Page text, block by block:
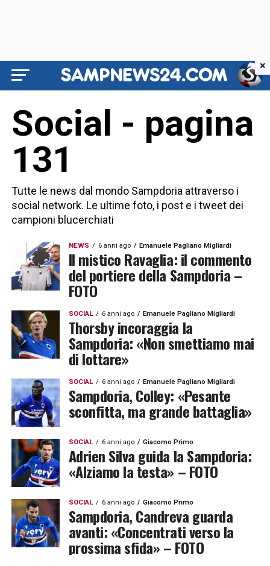
Social - pagina
131
Tutte le news dal mondo Sampdoria attraverso i
social network. Le ultime foto, i post e i tweet dei
campioni blucerchiati
NEWS 6 anni ago Emanuele Pagliano Migliardi
Il mistico Ravaglia: il commento
del portiere della Sampdoria –
FOTO
SOCIAL 6 anni ago Emanuele Pagliano Migliardi
Thorsby incoraggia la
Sampdoria: «Non smettiamo mai
di lottare»
SOCIAL 6 anni ago Emanuele Pagliano Migliardi
Sampdoria, Colley: «Pesante
sconfitta, ma grande battaglia»
SOCIAL 6 anni ago Giacomo Primo
Adrien Silva guida la Sampdoria:
«Alziamo la testa» – FOTO
SOCIAL 6 anni ago Giacomo Primo
Sampdoria, Candreva guarda
avanti: «Concentrati verso la
prossima sfida» – FOTO
×